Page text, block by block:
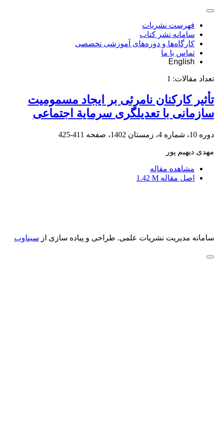
فهرست نشریات
سامانه نشر کتاب
کارگاه‌ها و دوره‌های آموزشی تخصصی
تماس با ما
English
تعداد مقالات: 1
تأثیر کارکنان نامرئی بر ایجاد مسمومیت
سازمانی با تعدیلگری سرمایة اجتماعی
دوره 10، شماره 4، زمستان 1402، صفحه 411-425
مهدی دیهیم پور
مشاهده مقاله
اصل مقاله 1.42 M
سامانه مدیریت نشریات علمی. طراحی و پیاده سازی از سیناوب